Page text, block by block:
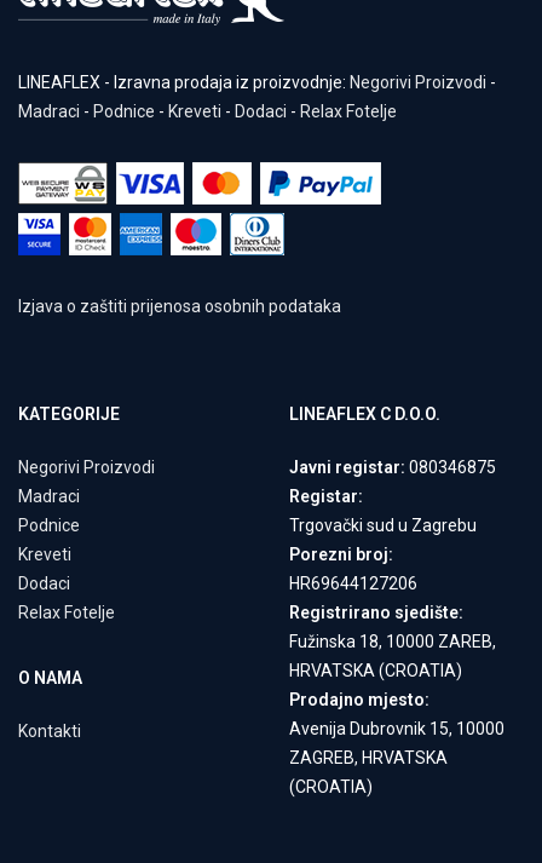
LINEAFLEX - Izravna prodaja iz proizvodnje: Negorivi Proizvodi -
Madraci - Podnice - Kreveti - Dodaci - Relax Fotelje
Izjava o zaštiti prijenosa osobnih podataka
KATEGORIJE
Negorivi Proizvodi
Madraci
Podnice
Kreveti
Dodaci
Relax Fotelje
O NAMA
Kontakti
LINEAFLEX C D.O.O.
Javni registar: 080346875
Registar:
Trgovački sud u Zagrebu
Porezni broj:
HR69644127206
Registrirano sjedište:
Fužinska 18, 10000 ZAREB,
HRVATSKA (CROATIA)
Prodajno mjesto:
Avenija Dubrovnik 15, 10000
ZAGREB, HRVATSKA
(CROATIA)